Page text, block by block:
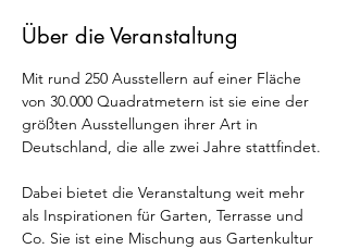
Über die Veranstaltung
Mit rund 250 Ausstellern auf einer Fläche
von 30.000 Quadratmetern ist sie eine der
größten Ausstellungen ihrer Art in
Deutschland, die alle zwei Jahre stattfindet.
Dabei bietet die Veranstaltung weit mehr
als Inspirationen für Garten, Terrasse und
Co. Sie ist eine Mischung aus Gartenkultur